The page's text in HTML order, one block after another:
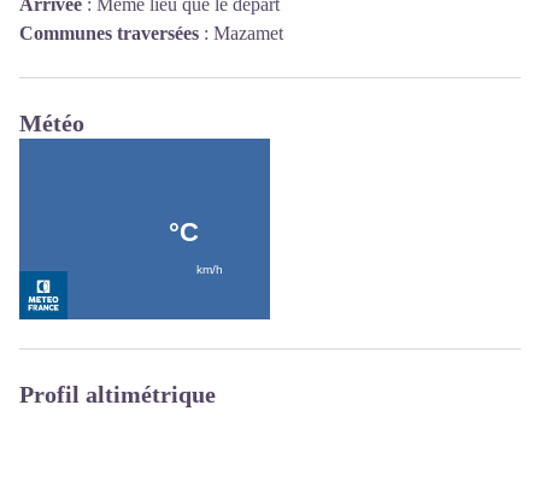
Arrivée : Même lieu que le départ
Communes traversées : Mazamet
Météo
Profil altimétrique